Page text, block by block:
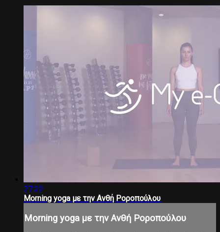
27:22
Morning yoga με την Ανθή Ροροπούλου
Morning yoga με την Ανθή Ροροπούλου